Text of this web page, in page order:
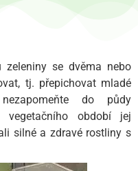
zeleniny se dvěma nebo
tj. přepichovat mladé
do půdy
období jej
silné a zdravé rostliny s